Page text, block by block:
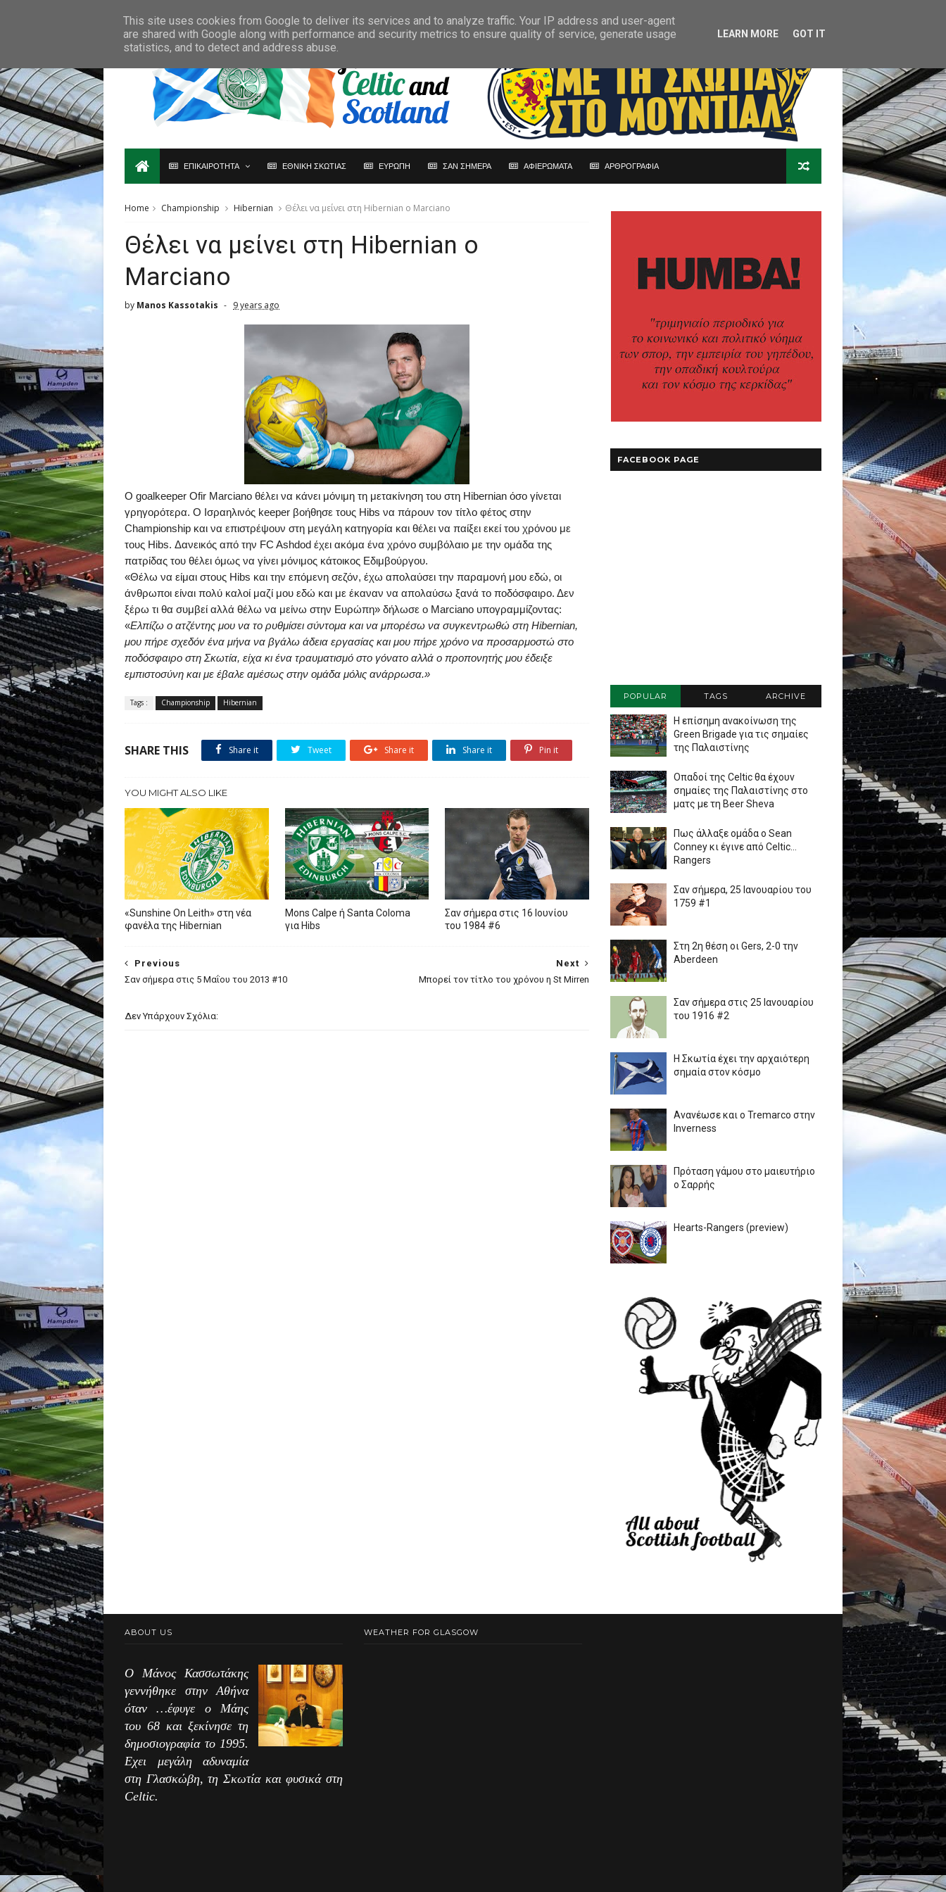
ΕΠΙΚΑΙΡΟΤΗΤΑ ΕΘΝΙΚΗ ΣΚΩΤΙΑΣ ΕΥΡΩΠΗ ΣΑΝ ΣΗΜΕΡΑ ΑΦΙΕΡΩΜΑΤΑ ΑΡΘΡΟΓΡΑΦΙΑ
Home Championship Hibernian Θέλει να μείνει στη Hibernian o Marciano
Θέλει να μείνει στη Hibernian o
Marciano
by Manos Kassotakis 9 years ago
O goalkeeper Ofir Marciano θέλει να κάνει μόνιμη τη μετακίνηση του στη Hibernian όσο γίνεται
γρηγορότερα. Ο Ισραηλινός keeper βοήθησε τους Hibs να πάρουν τον τίτλο φέτος στην
Championship και να επιστρέψουν στη μεγάλη κατηγορία και θέλει να παίξει εκεί του χρόνου με
τους Hibs. Δανεικός από την FC Ashdod έχει ακόμα ένα χρόνο συμβόλαιο με την ομάδα της
πατρίδας του θέλει όμως να γίνει μόνιμος κάτοικος Εδιμβούργου.
«Θέλω να είμαι στους Hibs και την επόμενη σεζόν, έχω απολαύσει την παραμονή μου εδώ, οι
άνθρωποι είναι πολύ καλοί μαζί μου εδώ και με έκαναν να απολαύσω ξανά το ποδόσφαιρο. Δεν
ξέρω τι θα συμβεί αλλά θέλω να μείνω στην Ευρώπη» δήλωσε ο Marciano υπογραμμίζοντας:
«Eλπίζω ο ατζέντης μου να το ρυθμίσει σύντομα και να μπορέσω να συγκεντρωθώ στη Hibernian,
μου πήρε σχεδόν ένα μήνα να βγάλω άδεια εργασίας και μου πήρε χρόνο να προσαρμοστώ στο
ποδόσφαιρο στη Σκωτία, είχα κι ένα τραυματισμό στο γόνατο αλλά ο προπονητής μου έδειξε
εμπιστοσύνη και με έβαλε αμέσως στην ομάδα μόλις ανάρρωσα.»
Tags : Championship Hibernian
SHARE THIS Share it Tweet Share it Share it Pin it
YOU MIGHT ALSO LIKE
«Sunshine On Leith» στη νέα
φανέλα της Hibernian
Mons Calpe ή Santa Coloma
για Hibs
Σαν σήμερα στις 16 Ιουνίου
του 1984 #6
Next
Μπορεί τον τίτλο του χρόνου η St Mirren
Previous
Σαν σήμερα στις 5 Μαΐου του 2013 #10
Δεν Υπάρχουν Σχόλια:
FACEBOOK PAGE
POPULAR TAGS ARCHIVE
Η επίσημη ανακοίνωση της
Green Brigade για τις σημαίες
της Παλαιστίνης
Οπαδοί της Celtic θα έχουν
σημαίες της Παλαιστίνης στο
ματς με τη Beer Sheva
Πως άλλαξε ομάδα ο Sean
Conney κι έγινε από Celtic...
Rangers
Σαν σήμερα, 25 Ιανουαρίου του
1759 #1
Στη 2η θέση οι Gers, 2-0 την
Aberdeen
Σαν σήμερα στις 25 Ιανουαρίου
του 1916 #2
Η Σκωτία έχει την αρχαιότερη
σημαία στον κόσμο
Ανανέωσε και ο Tremarco στην
Inverness
Πρόταση γάμου στο μαιευτήριο
ο Σαρρής
Hearts-Rangers (preview)
ABOUT US
Ο Μάνος Κασσωτάκης
γεννήθηκε στην Αθήνα
όταν …έφυγε ο Μάης
του 68 και ξεκίνησε τη
δημοσιογραφία το 1995.
Εχει μεγάλη αδυναμία
στη Γλασκώβη, τη Σκωτία και φυσικά στη
Celtic.
WEATHER FOR GLASGOW
This site uses cookies from Google to deliver its services and to analyze traffic. Your IP address and user-agent
are shared with Google along with performance and security metrics to ensure quality of service, generate usage
statistics, and to detect and address abuse.
LEARN MORE GOT IT